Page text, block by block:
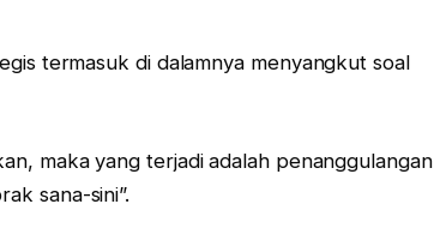
termasuk di dalamnya menyangkut soal
maka yang terjadi adalah penanggulangan
sana-sini”.